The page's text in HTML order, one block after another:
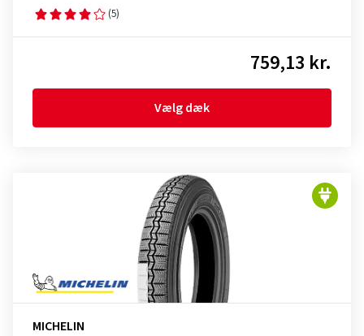
(5)
759,13 kr.
Vælg dæk
MICHELIN